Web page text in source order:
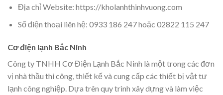
Địa chỉ Website: https://kholanhthinhvuong.com
Số điện thoại liên hệ: 0933 186 247 hoặc 02822 115 247
Cơ điện lạnh Bắc Ninh
Công ty TNHH Cơ Điện Lạnh Bắc Ninh là một trong các đơn
vị nhà thầu thi công, thiết kế và cung cấp các thiết bị vật tư
lạnh công nghiệp. Dựa trên quy trình xây dựng và làm việc